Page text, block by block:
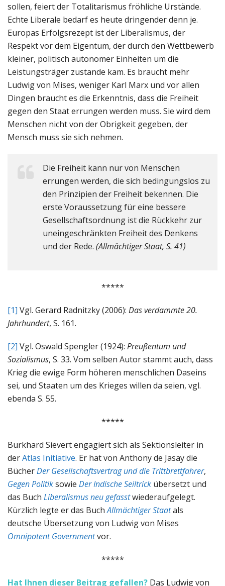
sollen, feiert der Totalitarismus fröhliche Urstände.
Echte Liberale bedarf es heute dringender denn je.
Europas Erfolgsrezept ist der Liberalismus, der
Respekt vor dem Eigentum, der durch den Wettbewerb
kleiner, politisch autonomer Einheiten um die
Leistungsträger zustande kam. Es braucht mehr
Ludwig von Mises, weniger Karl Marx und vor allen
Dingen braucht es die Erkenntnis, dass die Freiheit
gegen den Staat errungen werden muss. Sie wird dem
Menschen nicht von der Obrigkeit gegeben, der
Mensch muss sie sich nehmen.
Die Freiheit kann nur von Menschen
errungen werden, die sich bedingungslos zu
den Prinzipien der Freiheit bekennen. Die
erste Voraussetzung für eine bessere
Gesellschaftsordnung ist die Rückkehr zur
uneingeschränkten Freiheit des Denkens
und der Rede. (Allmächtiger Staat, S. 41)
*****
[1] Vgl. Gerard Radnitzky (2006): Das verdammte 20.
Jahrhundert, S. 161.
[2] Vgl. Oswald Spengler (1924): Preußentum und
Sozialismus, S. 33. Vom selben Autor stammt auch, dass
Krieg die ewige Form höheren menschlichen Daseins
sei, und Staaten um des Krieges willen da seien, vgl.
ebenda S. 55.
*****
Burkhard Sievert engagiert sich als Sektionsleiter in
derAtlas Initiative. Er hat von Anthony de Jasay die
BücherDer Gesellschaftsvertrag und die Trittbrettfahrer,
Gegen Politiksowie Der Indische Seiltrick übersetzt und
das Buch Liberalismus neu gefasstwiederaufgelegt.
Kürzlich legte er das BuchAllmächtiger Staatals
deutsche Übersetzung von Ludwig von Mises
Omnipotent Governmentvor.
*****
Hat Ihnen dieser Beitrag gefallen? Das Ludwig von